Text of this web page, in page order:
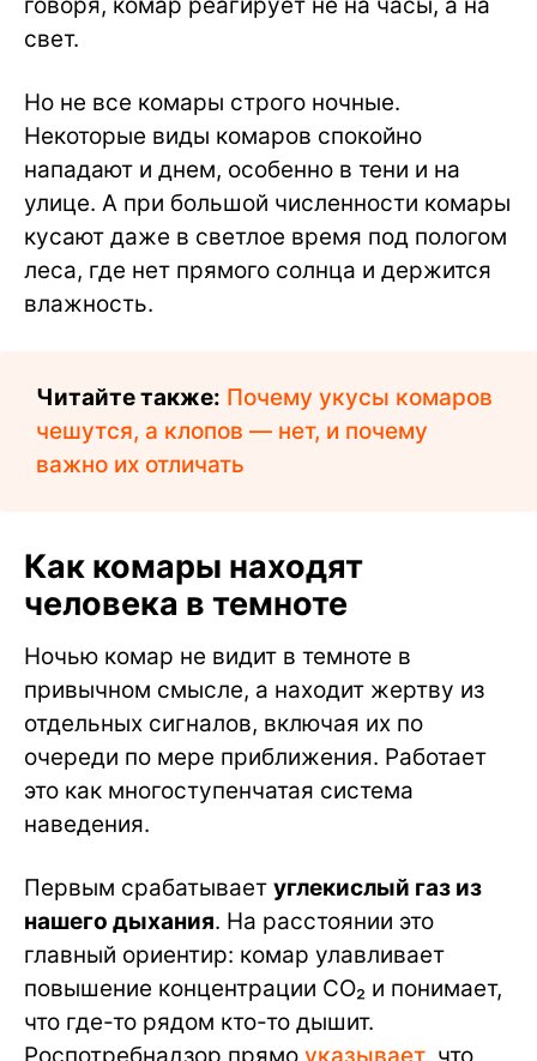
говоря, комар реагирует не на часы, а на
свет.
Но не все комары строго ночные.
Некоторые виды комаров спокойно
нападают и днем, особенно в тени и на
улице. А при большой численности комары
кусают даже в светлое время под пологом
леса, где нет прямого солнца и держится
влажность.
Читайте также: Почему укусы комаров
чешутся, а клопов — нет, и почему
важно их отличать
Как комары находят
человека в темноте
Ночью комар не видит в темноте в
привычном смысле, а находит жертву из
отдельных сигналов, включая их по
очереди по мере приближения. Работает
это как многоступенчатая система
наведения.
Первым срабатывает углекислый газ из
нашего дыхания. На расстоянии это
главный ориентир: комар улавливает
повышение концентрации CO₂ и понимает,
что где-то рядом кто-то дышит.